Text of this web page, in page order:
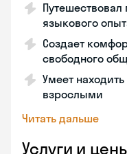
языкового
Создает
свободного
Умеет
взрослыми
Читать дальше
Услуги и